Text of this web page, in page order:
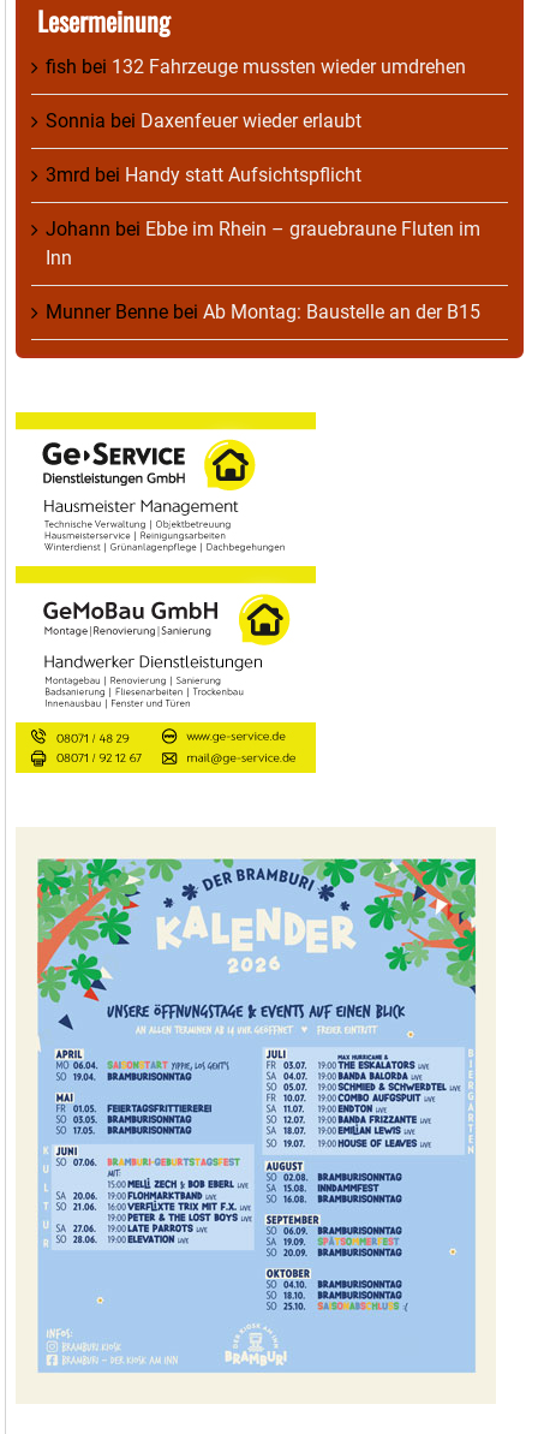
Lesermeinung
fish bei 132 Fahrzeuge mussten wieder umdrehen
Sonnia bei Daxenfeuer wieder erlaubt
3mrd bei Handy statt Aufsichtspflicht
Johann bei Ebbe im Rhein – grauebraune Fluten im
Inn
Munner Benne bei Ab Montag: Baustelle an der B15